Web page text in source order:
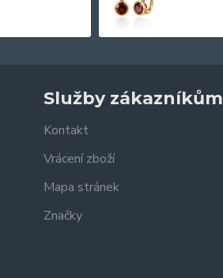
Služby zákazníkům
Kontakt
Vrácení zboží
Mapa stránek
Značky